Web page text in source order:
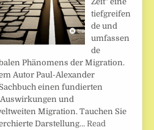
tiefgreifen
de und
umfassen
de
Phänomens der Migration.
Autor Paul-Alexander
einen fundierten
und
Migration. Tauchen Sie
Darstellung… Read